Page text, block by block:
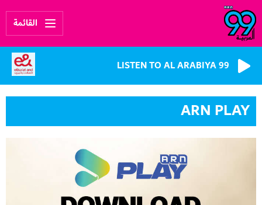
القائمة
LISTEN TO AL ARABIYA 99
ARN PLAY